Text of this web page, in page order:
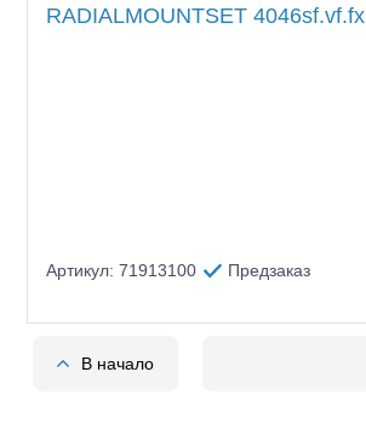
RADIALMOUNTSET 4046sf.vf.fx
Артикул: 71913100 Предзаказ
В начало